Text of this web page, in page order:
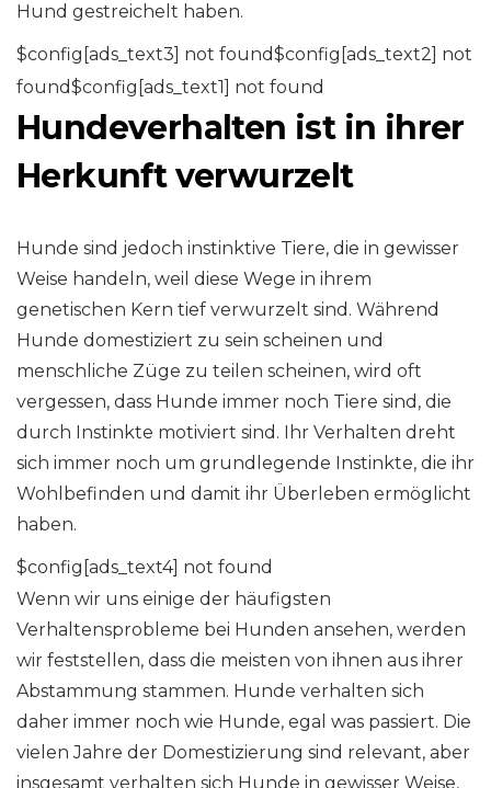
Hund gestreichelt haben.
$config[ads_text3] not found$config[ads_text2] not
found$config[ads_text1] not found
Hundeverhalten ist in ihrer
Herkunft verwurzelt
Hunde sind jedoch instinktive Tiere, die in gewisser
Weise handeln, weil diese Wege in ihrem
genetischen Kern tief verwurzelt sind. Während
Hunde domestiziert zu sein scheinen und
menschliche Züge zu teilen scheinen, wird oft
vergessen, dass Hunde immer noch Tiere sind, die
durch Instinkte motiviert sind. Ihr Verhalten dreht
sich immer noch um grundlegende Instinkte, die ihr
Wohlbefinden und damit ihr Überleben ermöglicht
haben.
$config[ads_text4] not found
Wenn wir uns einige der häufigsten
Verhaltensprobleme bei Hunden ansehen, werden
wir feststellen, dass die meisten von ihnen aus ihrer
Abstammung stammen. Hunde verhalten sich
daher immer noch wie Hunde, egal was passiert. Die
vielen Jahre der Domestizierung sind relevant, aber
insgesamt verhalten sich Hunde in gewisser Weise,